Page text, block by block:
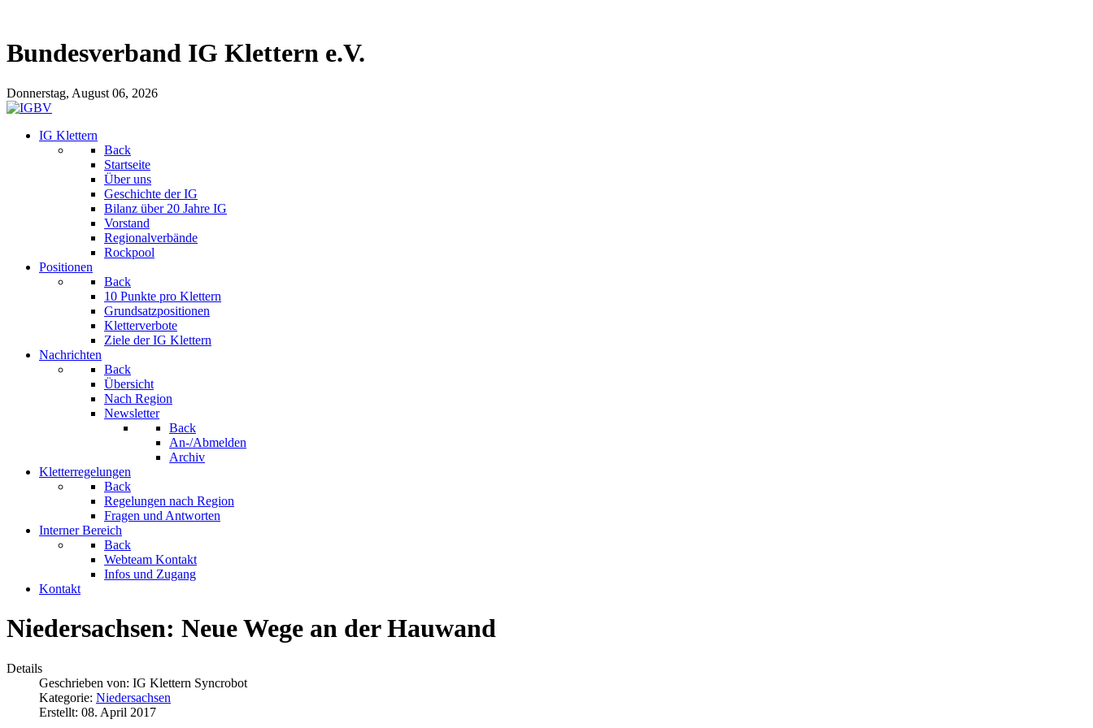
Bundesverband IG Klettern e.V.
Donnerstag, August 06, 2026
IG Klettern
Back
Startseite
Über uns
Geschichte der IG
Bilanz über 20 Jahre IG
Vorstand
Regionalverbände
Rockpool
Positionen
Back
10 Punkte pro Klettern
Grundsatzpositionen
Kletterverbote
Ziele der IG Klettern
Nachrichten
Back
Übersicht
Nach Region
Newsletter
Back
An-/Abmelden
Archiv
Kletterregelungen
Back
Regelungen nach Region
Fragen und Antworten
Interner Bereich
Back
Webteam Kontakt
Infos und Zugang
Kontakt
Niedersachsen: Neue Wege an der Hauwand
Details
Geschrieben von: IG Klettern Syncrobot
Kategorie: Niedersachsen
Erstellt: 08. April 2017